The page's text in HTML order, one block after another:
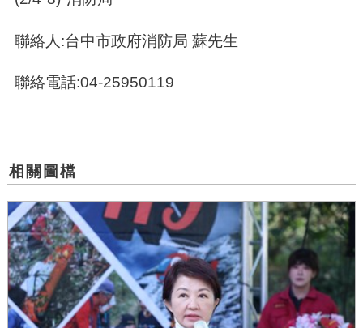
聯絡人:台中市政府消防局 蘇先生
聯絡電話:04-25950119
相關圖檔